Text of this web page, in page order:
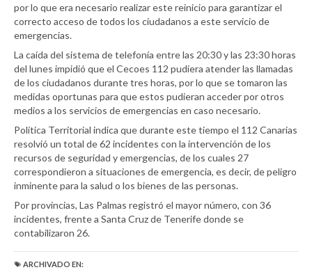
por lo que era necesario realizar este reinicio para garantizar el
correcto acceso de todos los ciudadanos a este servicio de
emergencias.
La caída del sistema de telefonía entre las 20:30 y las 23:30 horas
del lunes impidió que el Cecoes 112 pudiera atender las llamadas
de los ciudadanos durante tres horas, por lo que se tomaron las
medidas oportunas para que estos pudieran acceder por otros
medios a los servicios de emergencias en caso necesario.
Política Territorial indica que durante este tiempo el 112 Canarias
resolvió un total de 62 incidentes con la intervención de los
recursos de seguridad y emergencias, de los cuales 27
correspondieron a situaciones de emergencia, es decir, de peligro
inminente para la salud o los bienes de las personas.
Por provincias, Las Palmas registró el mayor número, con 36
incidentes, frente a Santa Cruz de Tenerife donde se
contabilizaron 26.
ARCHIVADO EN: